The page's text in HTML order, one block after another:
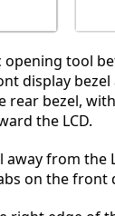
opening tool
display
rear bezel,
the LCD.
away from the
on the front